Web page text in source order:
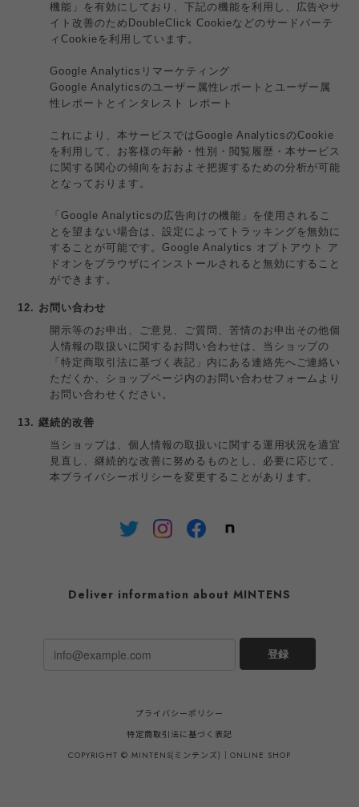
機能」を有効にしており、下記の機能を利用し、広告やサ
イト改善のためDoubleClick Cookieなどのサードパーテ
ィCookieを利用しています。
Google Analyticsリマーケティング
Google Analyticsのユーザー属性レポートとユーザー属
性レポートとインタレスト レポート
これにより、本サービスではGoogle AnalyticsのCookie
を利用して、お客様の年齢・性別・閲覧履歴・本サービス
に関する関心の傾向をおおよそ把握するための分析が可能
となっております。
「Google Analyticsの広告向けの機能」を使用されるこ
とを望まない場合は、設定によってトラッキングを無効に
することが可能です。Google Analytics オプトアウト ア
ドオンをブラウザにインストールされると無効にすること
ができます。
12. お問い合わせ
開示等のお申出、ご意見、ご質問、苦情のお申出その他個
人情報の取扱いに関するお問い合わせは、当ショップの
「特定商取引法に基づく表記」内にある連絡先へご連絡い
ただくか、ショップページ内のお問い合わせフォームより
お問い合わせください。
13. 継続的改善
当ショップは、個人情報の取扱いに関する運用状況を適宜
見直し、継続的な改善に努めるものとし、必要に応じて、
本プライバシーポリシーを変更することがあります。
Deliver information about MINTENS
登録
プライバシーポリシー
特定商取引法に基づく表記
COPYRIGHT © MINTENS(ミンテンズ)｜ONLINE SHOP